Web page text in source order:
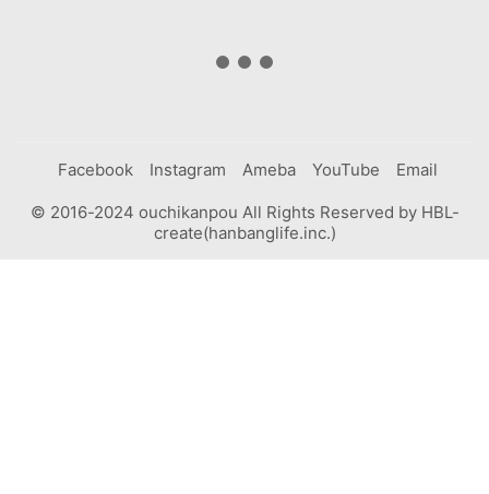
Facebook Instagram Ameba YouTube Email
© 2016-2024 ouchikanpou All Rights Reserved by HBL-
create(hanbanglife.inc.)